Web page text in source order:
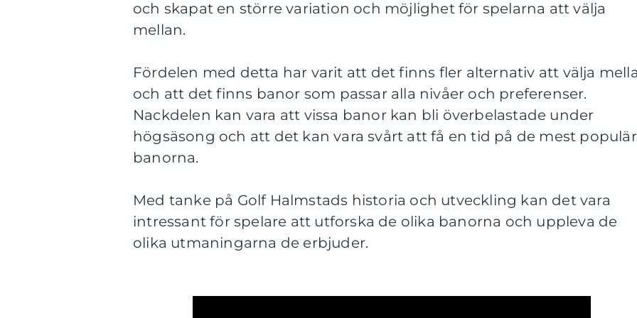
och skapat en större variation och möjlighet för spelarna att välja
mellan.
Fördelen med detta har varit att det finns fler alternativ att välja
och att det finns banor som passar alla nivåer och preferenser.
Nackdelen kan vara att vissa banor kan bli överbelastade under
högsäsong och att det kan vara svårt att få en tid på de mest
banorna.
Med tanke på Golf Halmstads historia och utveckling kan det vara
intressant för spelare att utforska de olika banorna och uppleva de
olika utmaningarna de erbjuder.